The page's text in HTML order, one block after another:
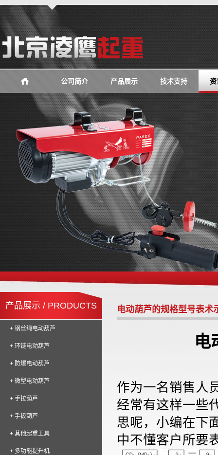
公司简介 产品展示 技术支持 资
产品展示 / PRODUCTS
+ 钢丝绳电动葫芦
+ 环链电动葫芦
+ 防爆电动葫芦
+ 微型电动葫芦
+ 手拉葫芦
+ 手扳葫芦
+ 其他起重工具
+ 多功能提升机
电动葫芦的规格型号表术
电
作为一名销售人
经常有这样一些
思呢，小编在下
中不懂客户所要